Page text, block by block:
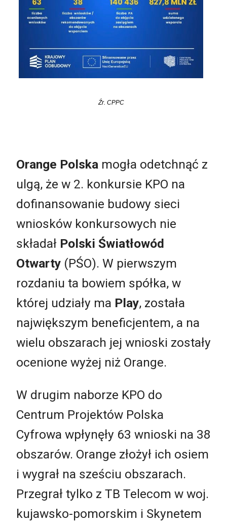
Źr. CPPC
Orange Polska mogła odetchnąć z
ulgą, że w 2. konkursie KPO na
dofinansowanie budowy sieci
wniosków konkursowych nie
składał Polski Światłowód
Otwarty (PŚO). W pierwszym
rozdaniu ta bowiem spółka, w
której udziały ma Play, została
największym beneficjentem, a na
wielu obszarach jej wnioski zostały
ocenione wyżej niż Orange.
W drugim naborze KPO do
Centrum Projektów Polska
Cyfrowa wpłynęły 63 wnioski na 38
obszarów. Orange złożył ich osiem
i wygrał na sześciu obszarach.
Przegrał tylko z TB Telecom w woj.
kujawsko-pomorskim i Skynetem